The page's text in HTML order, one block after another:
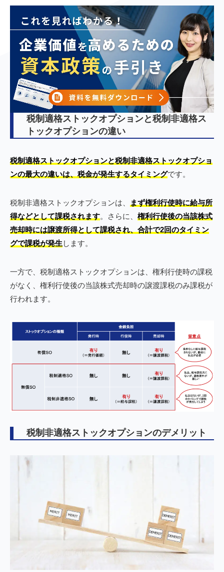
税制適格ストックオプションと税制非適格ス
トックオプションの違い
税制適格ストックオプションと税制非適格ストックオプショ
ンの最大の違いは、税金が発生するタイミングです。
税制非適格ストックオプションは、
まず権利行使時に給与所
得などとして課税されます。さらに、 権利行使後の当該株式
売却時には譲渡所得として課税され、合計で2回のタイミン
グで課税が発生 します。
一方で、税制適格ストックオプションは、権利行使時の課税
がなく、権利行使後の当該株式売却時の譲渡課税のみ課税が
行われます。
税制非適格ストックオプションのデメリット